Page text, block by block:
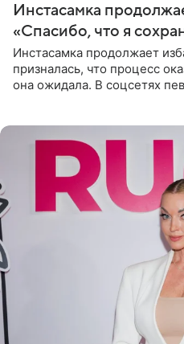
Инстасамка
«Спасибо, что я
Инстасамка продолжает
призналась, что процесс
она ожидала. В соцсетях